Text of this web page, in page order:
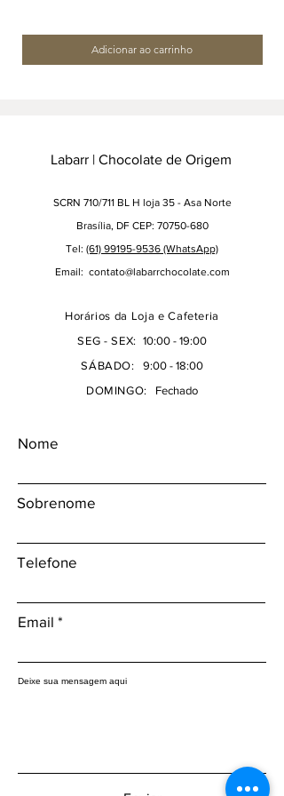
Adicionar ao carrinho
Labarr | Chocolate de Origem
SCRN 710/711 BL H loja 35 - Asa Norte
Brasília, DF CEP: 70750-680
Tel: (61) 99195-9536 (WhatsApp)
Email: contato@labarrchocolate.com
Horários da Loja e Cafeteria
SEG - SEX: 10:00 - 19:00
SÁBADO: 9:00 - 18:00
DOMINGO: Fechado
Nome
Sobrenome
Telefone
Email
Deixe sua mensagem aqui